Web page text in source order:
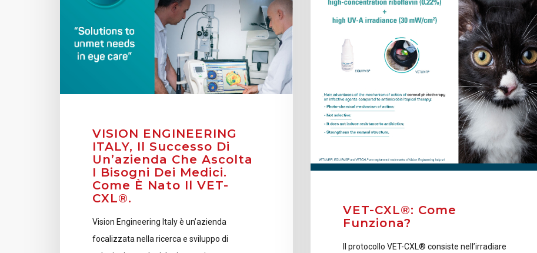
VISION ENGINEERING
ITALY, Il Successo Di
Un’azienda Che Ascolta
I Bisogni Dei Medici.
Come È Nato Il VET-
CXL®.
Vision Engineering Italy è un’azienda
focalizzata nella ricerca e sviluppo di
VET-CXL®: Come
Funziona?
Il protocollo VET-CXL® consiste nell’irradiare